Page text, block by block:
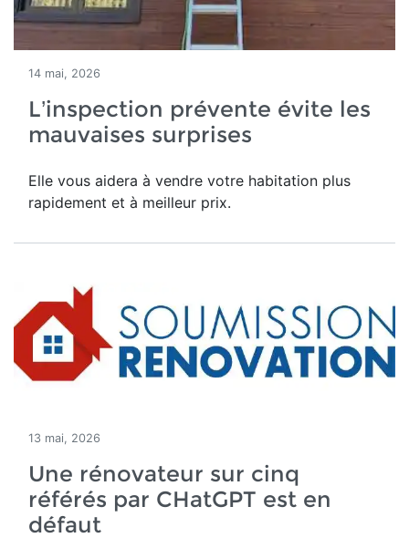
14 mai, 2026
L’inspection prévente évite les
mauvaises surprises
Elle vous aidera à vendre votre habitation plus
rapidement et à meilleur prix.
13 mai, 2026
Une rénovateur sur cinq
référés par CHatGPT est en
défaut